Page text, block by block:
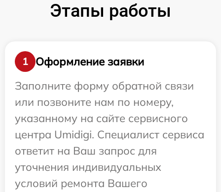
Этапы работы
1
Оформление заявки
Заполните форму обратной связи
или позвоните нам по номеру,
указанному на сайте сервисного
центра Umidigi. Специалист сервиса
ответит на Ваш запрос для
уточнения индивидуальных
условий ремонта Вашего